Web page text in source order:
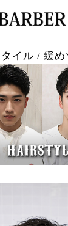
イル / 緩め